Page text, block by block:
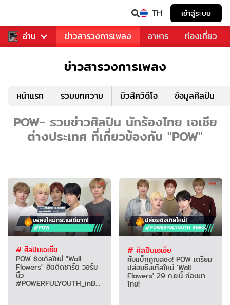
TH เข้าสู่ระบบ
อ่าน
ข่าวบันเทิง ข่าวสารวงการเพลง อาหาร ท่องเที่ยว
ข่าวสารวงการเพลง
หน้าแรก รวมบทความ มิวสิควิดีโอ ข้อมูลศิลปิน
POW- รวมข่าวศิลปิน นักร้องไทย เอเชีย
ต่างประเทศ ที่เกี่ยวข้องกับ "POW"
# ศิลปินเอเชีย
POW ซิงเกิลใหม่ "Wall
Flowers" ฮิตติดชาร์ต วอร์ม
นิ้ว
#POWERFULYOUTH_inBK
# ศิลปินเอเชีย
คัมแบ็กคูณสอง! POW เตรียม
ปล่อยซิงเกิลใหม่ 'Wall
Flowers' 29 ก.ย.นี้ ก่อนมา
ไทย!